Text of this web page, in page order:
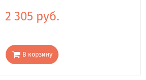
2 305 руб.
В корзину